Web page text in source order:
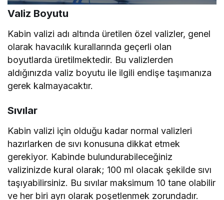
Valiz Boyutu
Kabin valizi adı altında üretilen özel valizler, genel
olarak havacılık kurallarında geçerli olan
boyutlarda üretilmektedir. Bu valizlerden
aldığınızda valiz boyutu ile ilgili endişe taşımanıza
gerek kalmayacaktır.
Sıvılar
Kabin valizi için olduğu kadar normal valizleri
hazırlarken de sıvı konusuna dikkat etmek
gerekiyor. Kabinde bulundurabileceğiniz
valizinizde kural olarak; 100 ml olacak şekilde sıvı
taşıyabilirsiniz. Bu sıvılar maksimum 10 tane olabilir
ve her biri ayrı olarak poşetlenmek zorundadır.